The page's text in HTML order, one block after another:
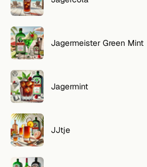
Jagermeister Green Mint
Jagermint
JJtje